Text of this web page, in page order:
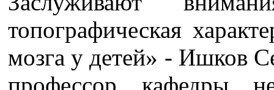
топографическая
мозга у детей» - Ишков
профессор кафедры